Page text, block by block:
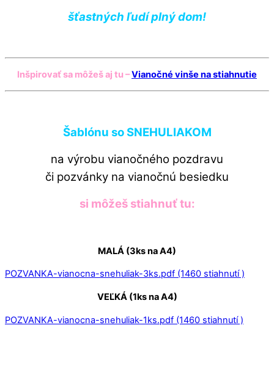
šťastných ľudí plný dom!
Inšpirovať sa môžeš aj tu –Vianočné vinše na stiahnutie
Šablónu so SNEHULIAKOM
na výrobu vianočného pozdravu
či pozvánky na vianočnú besiedku
si môžeš stiahnuť tu:
MALÁ (3ks na A4)
POZVANKA-vianocna-snehuliak-3ks.pdf (1460 stiahnutí )
VEĽKÁ (1ks na A4)
POZVANKA-vianocna-snehuliak-1ks.pdf (1460 stiahnutí )